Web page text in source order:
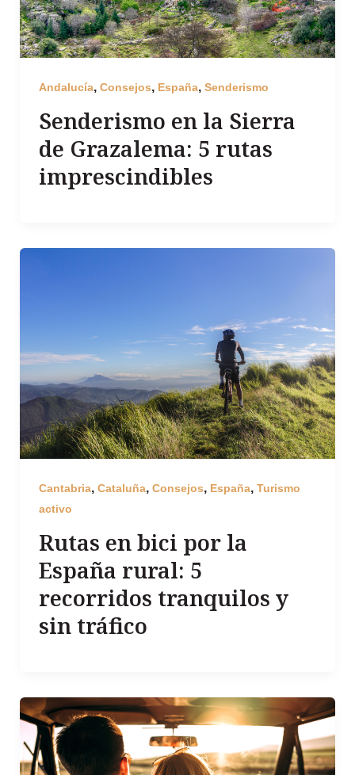
Andalucía, Consejos, España, Senderismo
Senderismo en la Sierra
de Grazalema: 5 rutas
imprescindibles
Cantabria, Cataluña, Consejos, España, Turismo
activo
Rutas en bici por la
España rural: 5
recorridos tranquilos y
sin tráfico